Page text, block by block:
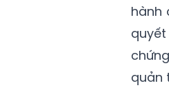
hành
quản